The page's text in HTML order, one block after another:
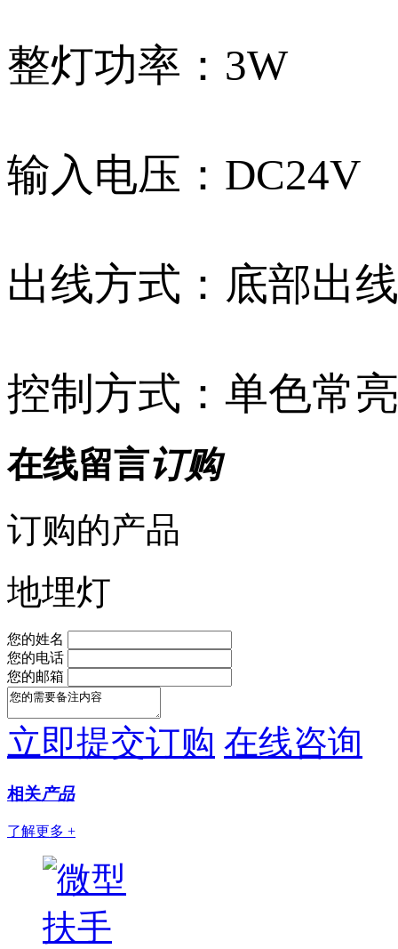
整灯功率：3W
输入电压：DC24V
出线方式：底部出线
控制方式：单色常
在线留言订购
订购的产品
地埋灯
您的姓名
您的电话
您的邮箱
立即提交订购 在线咨询
相关产品
了解更多 +